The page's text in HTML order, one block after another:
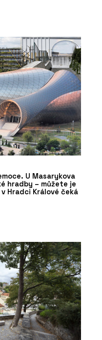
U Masarykova
hradby – můžete je
Hradci Králové čeká